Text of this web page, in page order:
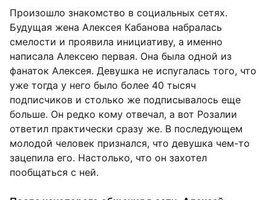
Произошло знакомство в социальных сетях.
Будущая жена Алексея Кабанова набралась
смелости и проявила инициативу, а именно
написала Алексею первая. Она была одной из
фанаток Алексея. Девушка не испугалась того, что
уже тогда у него было более 40 тысяч
подписчиков и столько же подписывалось еще
больше. Он редко кому отвечал, а вот Розалии
ответил практически сразу же. В последующем
молодой человек признался, что девушка чем-то
зацепила его. Настолько, что он захотел
пообщаться с ней.